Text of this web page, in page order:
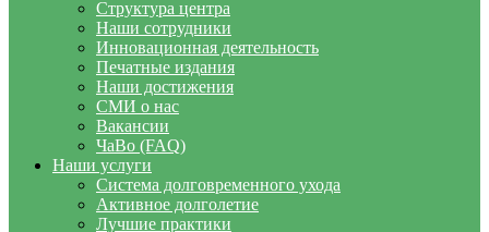
Структура центра
Наши сотрудники
Инновационная деятельность
Печатные издания
Наши достижения
СМИ о нас
Вакансии
ЧаВо (FAQ)
Наши услуги
Система долговременного ухода
Активное долголетие
Лучшие практики